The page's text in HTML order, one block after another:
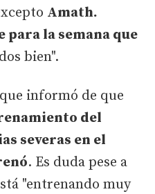
Amath.
para la semana que
bien".
informó de que
del
severas en el
. Es duda pese a
"entrenando muy